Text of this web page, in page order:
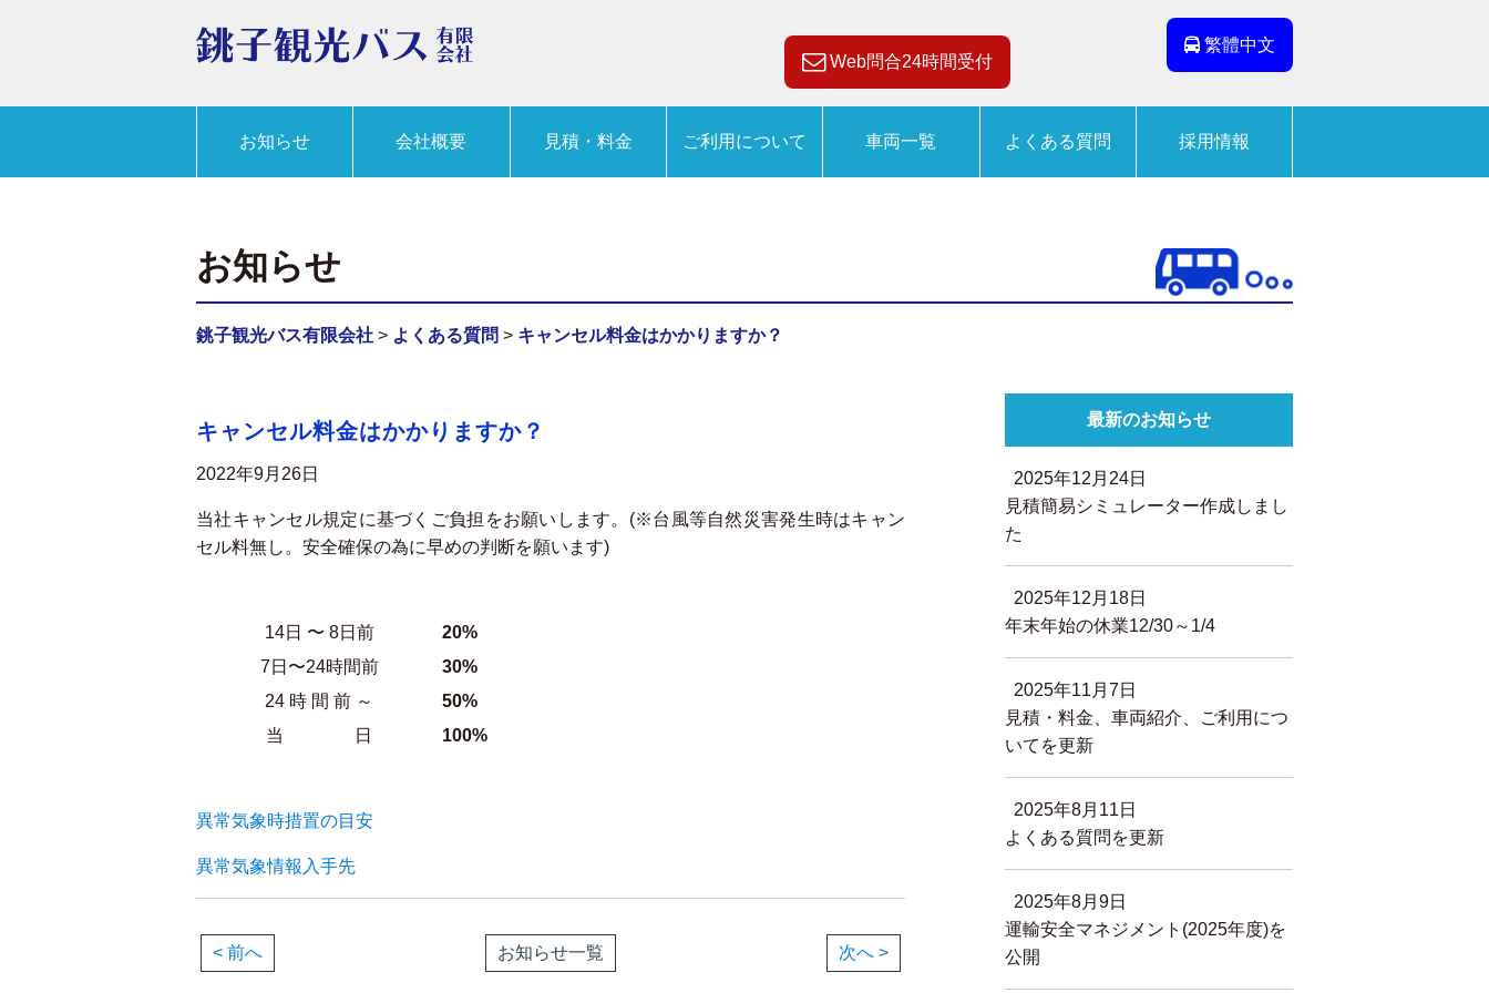
Web問合24時間受付
繁體中文
お知らせ 会社概要 見積・料金 ご利用について 車両一覧 よくある質問 採用情報
お知らせ
銚子観光バス有限会社 > よくある質問 > キャンセル料金はかかりますか？
キャンセル料金はかかりますか？
2022年9月26日
当社キャンセル規定に基づくご負担をお願いします。(※台風等自然災害発生時はキャン
セル料無し。安全確保の為に早めの判断を願います)
14日 〜 8日前
20%
7日〜24時間前
30%
24 時 間 前 ～
50%
当 日
100%
異常気象時措置の目安
異常気象情報入手先
< 前へ お知らせ一覧 次へ >
最新のお知らせ
2025年12月24日
見積簡易シミュレーター作成しまし
た
2025年12月18日
年末年始の休業12/30～1/4
2025年11月7日
見積・料金、車両紹介、ご利用につ
いてを更新
2025年8月11日
よくある質問を更新
2025年8月9日
運輸安全マネジメント(2025年度)を
公開